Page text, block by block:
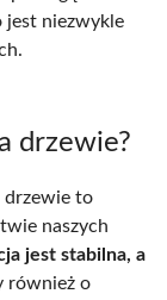
jest niezwykle
drzewie?
drzewie to
naszych
jest stabilna, a
również o